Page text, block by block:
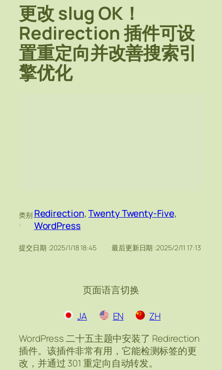
更改 slug OK！
Redirection 插件可设
置重定向并改善搜索引
擎优化
类别
:
Redirection, Twenty Twenty-Five
WordPress
提交日期 :2025/1/18 18:45 最后更新日期 :2025/2/11 17:13
页面语言切换
EN
JA
ZH
WordPress 二十五主题中安装了 Redirection
插件。该插件非常有用，它能检测标签的更
改，并通过 301 重定向自动转发。